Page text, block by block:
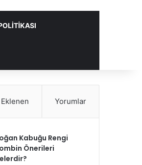
Yorumlar
Kabuğu Rengi
Önerileri